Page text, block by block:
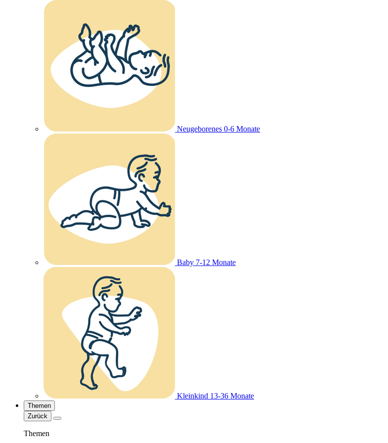
Neugeborenes 0-6 Monate
Baby 7-12 Monate
Kleinkind 13-36 Monate
Themen
Zurück
Themen